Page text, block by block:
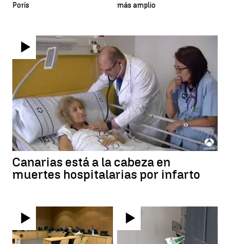
Porís
más amplio
Canarias está a la cabeza en
muertes hospitalarias por infarto